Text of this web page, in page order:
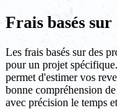
Frais basés
Les frais basés sur des
pour un projet
permet d'estimer vos
bonne compréhension
avec précision le temps